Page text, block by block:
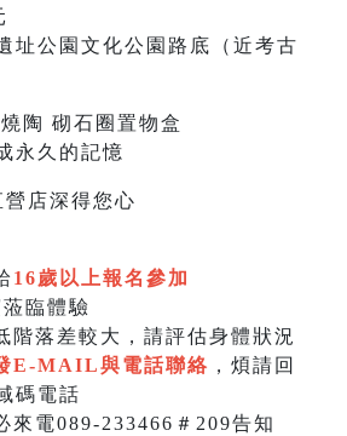
址公園文化公園路底（近考古
陶 砌石圈置物盒
永久的記憶
店深得您心
16歲以上報名參加
臨體驗
階落差較大，請評估身體狀況
E-MAIL與電話聯絡 ，煩請回
碼電話
來電089-233466＃209告知